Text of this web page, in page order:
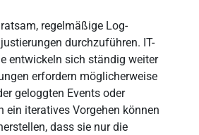
regelmäßige Log-
durchzuführen. IT-
entwickeln sich ständig weiter
erfordern möglicherweise
geloggten Events oder
ein iteratives Vorgehen können
dass sie nur die